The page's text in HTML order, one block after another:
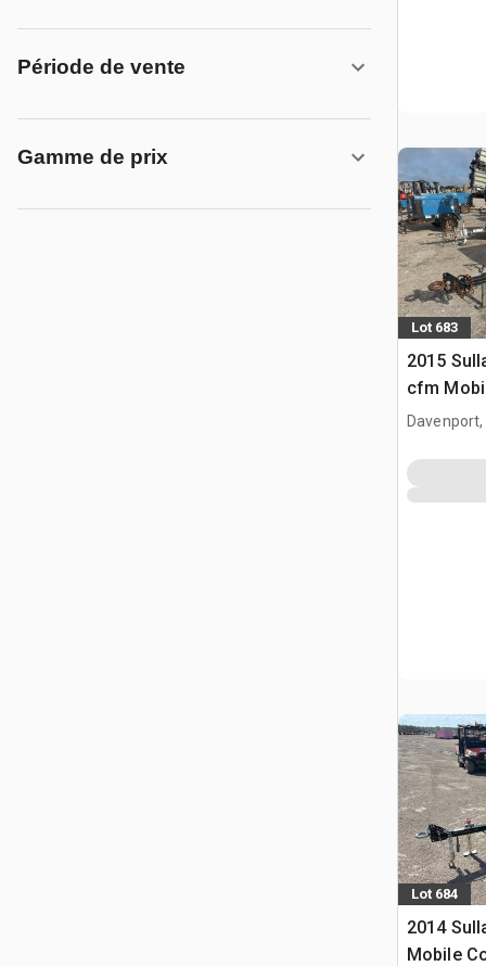
Période de vente
Gamme de prix
Lot 683
2015
cfm
Davenport,
Lot 684
2014
Mobile